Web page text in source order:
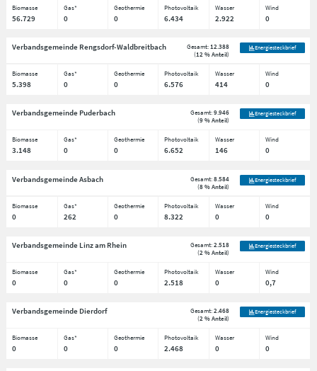
Biomasse Gas* Geothermie Photovoltaik Wasser Wind
56.729 0 0 6.434 2.922 0
Verbandsgemeinde Rengsdorf-Waldbreitbach Gesamt: 12.388
(12 % Anteil)
Energiesteckbrief
Biomasse Gas* Geothermie Photovoltaik Wasser Wind
5.398 0 0 6.576 414 0
Verbandsgemeinde Puderbach Gesamt:9.946
(9 % Anteil)
Energiesteckbrief
Biomasse Gas* Geothermie Photovoltaik Wasser Wind
3.148 0 0 6.652 146 0
Verbandsgemeinde Asbach Gesamt:8.584
(8 % Anteil)
Energiesteckbrief
Biomasse Gas* Geothermie Photovoltaik Wasser Wind
0 262 0 8.322 0 0
Verbandsgemeinde Linz am Rhein Gesamt:2.518
(2 % Anteil)
Energiesteckbrief
Biomasse Gas* Geothermie Photovoltaik Wasser Wind
0 0 0 2.518 0 0,7
Verbandsgemeinde Dierdorf Gesamt:2.468
(2 % Anteil)
Energiesteckbrief
Biomasse Gas* Geothermie Photovoltaik Wasser Wind
0 0 0 2.468 0 0